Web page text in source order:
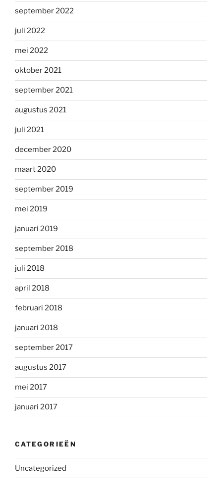
september 2022
juli 2022
mei 2022
oktober 2021
september 2021
augustus 2021
juli 2021
december 2020
maart 2020
september 2019
mei 2019
januari 2019
september 2018
juli 2018
april 2018
februari 2018
januari 2018
september 2017
augustus 2017
mei 2017
januari 2017
CATEGORIEËN
Uncategorized